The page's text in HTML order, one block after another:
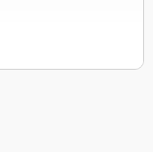
предлагаются как